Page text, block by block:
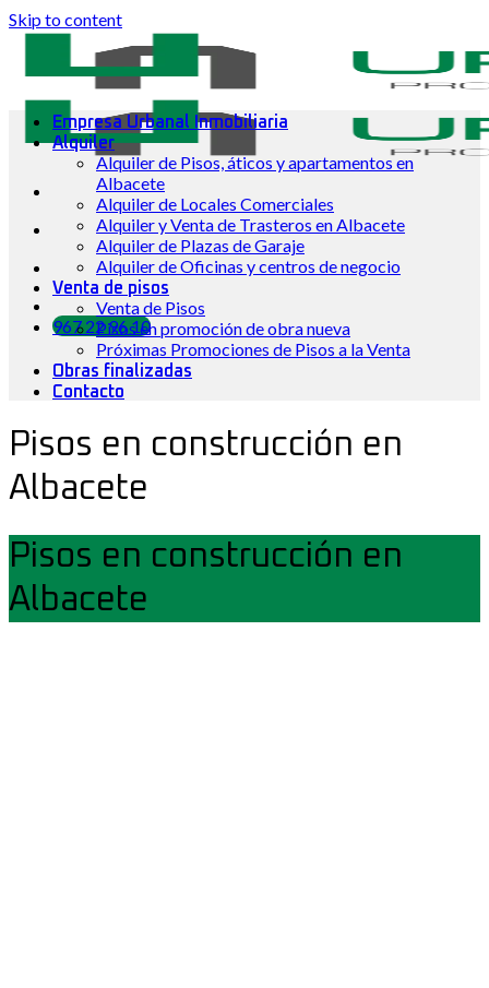
Skip to content
967 22 96 10
Empresa Urbanal Inmobiliaria
Alquiler
Alquiler de Pisos, áticos y apartamentos en
Albacete
Alquiler de Locales Comerciales
Alquiler y Venta de Trasteros en Albacete
Alquiler de Plazas de Garaje
Alquiler de Oficinas y centros de negocio
Venta de pisos
Venta de Pisos
Pisos en promoción de obra nueva
Próximas Promociones de Pisos a la Venta
Obras finalizadas
Contacto
Pisos en construcción en
Albacete
Pisos en construcción en
Albacete